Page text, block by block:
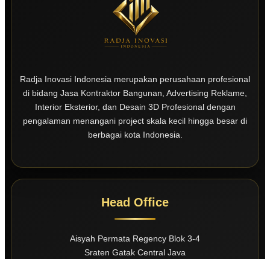
Radja Inovasi Indonesia merupakan perusahaan profesional
di bidang Jasa Kontraktor Bangunan, Advertising Reklame,
Interior Eksterior, dan Desain 3D Profesional dengan
pengalaman menangani project skala kecil hingga besar di
berbagai kota Indonesia.
Head Office
Aisyah Permata Regency Blok 3-4
Sraten Gatak Central Java